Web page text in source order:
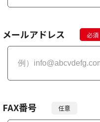
メールアドレス
FAX番号